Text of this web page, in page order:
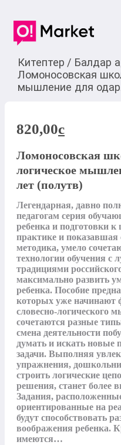
Китептер / Балдар
Ломоносовская
мышление для
820,00c
Ломоносовская
логическое
лет (полутв)
Легендарная, давно
педагогам серия
ребенка и подготовки
практике и
методика, умело
технологии обучения с
традициями
максимально развить
ребенка. Пособие
которых уже начинают
словесно-логического
сочетаются разные
смена деятельности
думать и искать новые
задачи. Выполняя
упражнения,
строить логические
решения, станет более
Задания,
ориентированные на
будут способствовать
воображения ребенка.
имеются…